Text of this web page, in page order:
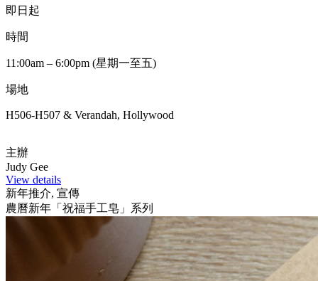
即日起
時間
11:00am – 6:00pm (星期一至五)
場地
H506-H507 & Verandah, Hollywood
主辦
Judy Gee
View details
新年推介, 宣傳
農曆新年「祝福手工皂」系列